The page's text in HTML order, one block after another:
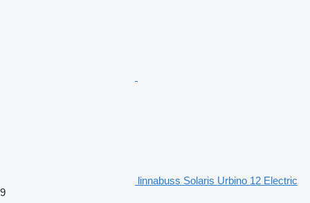
linnabuss Solaris Urbino 12 Electric
9